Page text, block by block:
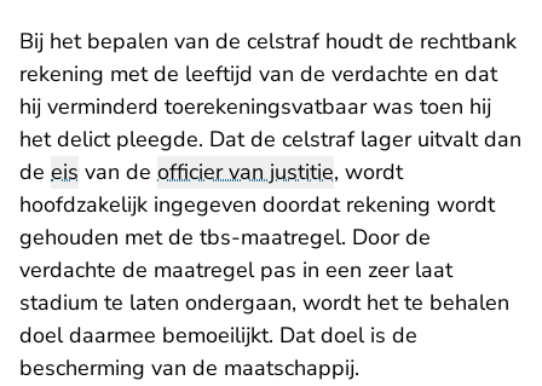
Bij het bepalen van de celstraf houdt de rechtbank
rekening met de leeftijd van de verdachte en dat
hij verminderd toerekeningsvatbaar was toen hij
het delict pleegde. Dat de celstraf lager uitvalt dan
de eis van de officier van justitie, wordt
hoofdzakelijk ingegeven doordat rekening wordt
gehouden met de tbs-maatregel. Door de
verdachte de maatregel pas in een zeer laat
stadium te laten ondergaan, wordt het te behalen
doel daarmee bemoeilijkt. Dat doel is de
bescherming van de maatschappij.